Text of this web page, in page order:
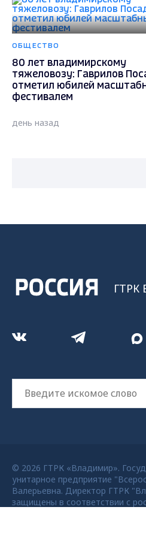
ОБЩЕСТВО
80 лет владимирскому
тяжеловозу: Гаврилов
отметил юбилей
фестивалем
день назад
ГТРК
© 2026 ГТРК «Владимир».
унитарное предприятие
Валерьевна. Директор ГТРК
защищены в соответствии с